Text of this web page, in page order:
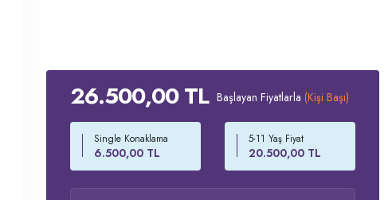
26.500,00 TL Başlayan Fiyatlarla (Kişi Başı)
Single Konaklama
6.500,00 TL
5-11 Yaş Fiyat
20.500,00 TL